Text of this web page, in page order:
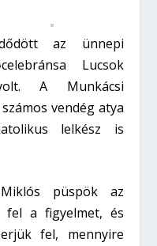
az ünnepi
Lucsok
A Munkácsi
vendég atya
lelkész is
püspök az
fel a figyelmet, és
fel, mennyire